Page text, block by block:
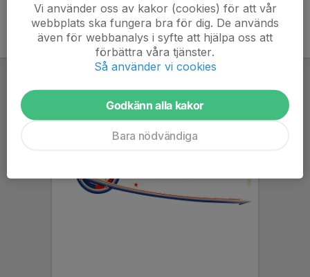
Vi använder oss av kakor (cookies) för att vår
webbplats ska fungera bra för dig. De används
även för webbanalys i syfte att hjälpa oss att
förbättra våra tjänster.
Så använder vi cookies
Godkänn alla kakor
Bara nödvändiga